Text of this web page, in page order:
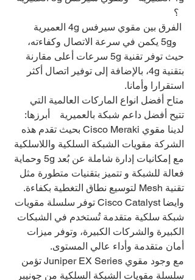
؟
الفرق بين مقوي سيرفس 4g العميرية
و5g يكمن في سرعة الاتصال وكفاءته،
حيث توفر تقنية 5g سرعات أعلى مقارنة
بتقنية 4g، بالإضافة إلى توفير اتصال أكثر
استقرارا وأمانا.
متاح أفضل انواع الماركات العالمية التي
تتيح أفضل داعم شبكة بالعميرية    أبرزها:
لدينا مقوي Cisco Meraki بحيث تقدم هذه
الشركة مقويات الشبكة السلكية واللاسلكية
مع إمكانيات إدارة شاملة عن بُعد 5g وحماية
فعالة للشبكة و تتميز بتقنيات متطورة مثل
تقنية Mesh لتوسيع نطاق التغطية بكفاءة.
وايضا Cisco Catalyst توفر سلسلة مقويات
شبكة سلكية متقدمة تُستخدم في الشبكات
الكبيرة والشركات الكبيرة، وتوفر ميزات
أمان متقدمة وأداء عالي المستوى.
مع وجود مقوي Juniper EX Series تؤمن
سلسلة مقويات الشبكة السلكية من جونيبر